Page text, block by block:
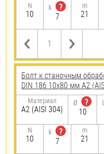
N
10
k
?
7
m
21
Болт к станочным
DIN 186 10х80 мм А2
Материал
А2 (AISI 304)
Ø
?
10
N
10
k
?
7
m
21